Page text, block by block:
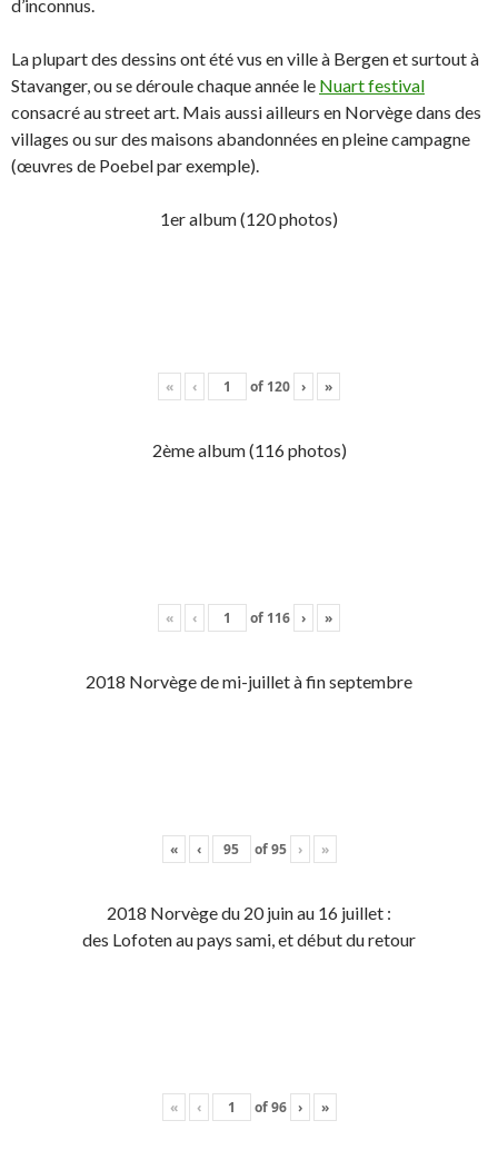
d’inconnus.
La plupart des dessins ont été vus en ville à Bergen et surtout à
Stavanger, ou se déroule chaque année le Nuart festival
consacré au street art. Mais aussi ailleurs en Norvège dans des
villages ou sur des maisons abandonnées en pleine campagne
(œuvres de Poebel par exemple).
1er album (120 photos)
« ‹ of 120 › »
2ème album (116 photos)
« ‹ of 116 › »
2018 Norvège de mi-juillet à fin septembre
« ‹ of95 › »
2018 Norvège du 20 juin au 16 juillet :
des Lofoten au pays sami, et début du retour
« ‹ of96 › »